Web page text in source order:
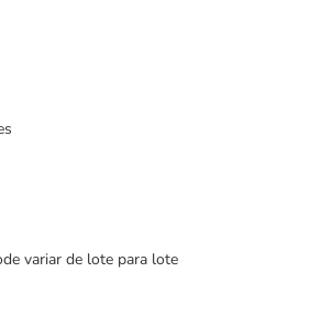
variar de lote para lote